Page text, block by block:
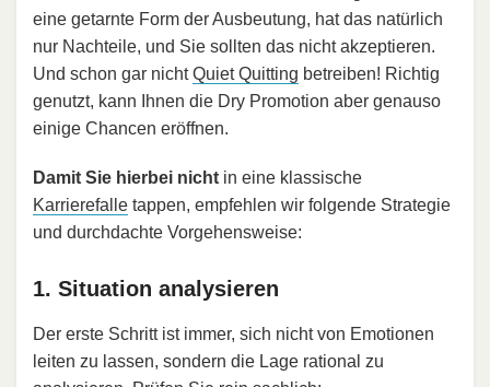
eine getarnte Form der Ausbeutung, hat das natürlich
nur Nachteile, und Sie sollten das nicht akzeptieren.
Und schon gar nichtQuiet Quitting betreiben! Richtig
genutzt, kann Ihnen die Dry Promotion aber genauso
einige Chancen eröffnen.
Damit Sie hierbei nicht in eine klassische
Karrierefalle tappen, empfehlen wir folgende Strategie
und durchdachte Vorgehensweise:
1. Situation analysieren
Der erste Schritt ist immer, sich nicht von Emotionen
leiten zu lassen, sondern die Lage rational zu